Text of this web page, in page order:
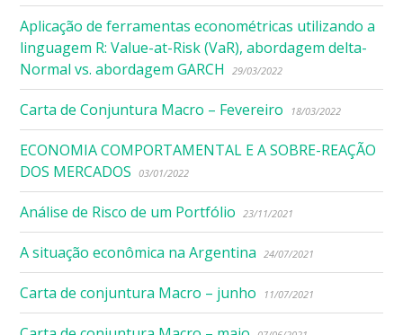
Aplicação de ferramentas econométricas utilizando a
linguagem R: Value-at-Risk (VaR), abordagem delta-
Normal vs. abordagem GARCH
29/03/2022
Carta de Conjuntura Macro – Fevereiro 18/03/2022
ECONOMIA COMPORTAMENTAL E A SOBRE-REAÇÃO
DOS MERCADOS
03/01/2022
Análise de Risco de um Portfólio 23/11/2021
A situação econômica na Argentina 24/07/2021
Carta de conjuntura Macro – junho 11/07/2021